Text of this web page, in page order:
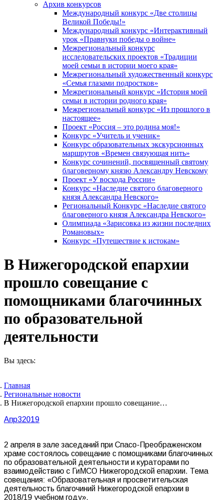
Архив конкурсов
Международный конкурс «Две столицы
Великой Победы!»
Международный конкурс «Интерактивный
урок «Правнуки победы о войне»
Межрегиональный конкурс
исследовательских проектов «Традиции
моей семьи в истории моего края»
Межрегиональный художественный конкурс
«Семья глазами подростков»
Межрегиональный конкурс «История моей
семьи в истории родного края»
Межрегиональный конкурс «Из прошлого в
настоящее»
Проект «Россия – это родина моя!»
Конкурс «Учитель и ученик»
Конкурс образовательных экскурсионных
маршрутов «Времен связующая нить»
Конкурс сочинений, посвященный святому
благоверному князю Александру Невскому
Проект «У восхода России»
Конкурс «Наследие святого благоверного
князя Александра Невского»
Региональный Конкурс «Наследие святого
благоверного князя Александра Невского»
Олимпиада «Зарисовка из жизни последних
Романовых»
Конкурс «Путешествие к истокам»
В Нижегородской епархии
прошло совещание с
помощниками благочинных
по образовательной
деятельности
Вы здесь:
Главная
Pегиональные новости
В Нижегородской епархии прошло совещание…
Апр32019
2 апреля в зале заседаний при Спасо-Преображенском
храме состоялось совещание с помощниками благочинных
по образовательной деятельности и кураторами по
взаимодействию с ГиМСО Нижегородской епархии. Тема
совещания: «Образовательная и просветительская
деятельность благочиний Нижегородской епархии в
2018/19 учебном году».